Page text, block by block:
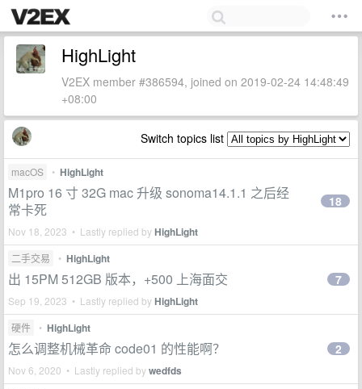
HighLight
V2EX member #386594, joined on 2019-02-24 14:48:49
+08:00
Switch topics list
macOS • HighLight
M1pro 16 寸 32G mac 升级 sonoma14.1.1 之后经
常卡死
Nov 18, 2023 • Lastly replied byHighLight
18
二手交易 • HighLight
出 15PM 512GB 版本，+500 上海面交
Sep 19, 2023 • Lastly replied byHighLight
7
硬件 • HighLight
怎么调整机械革命 code01 的性能啊？
Nov 6, 2020 • Lastly replied bywedfds
2